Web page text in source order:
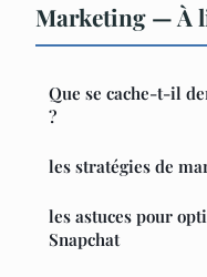
Marketing — À
Que se cache-t-il
?
les stratégies de
les astuces pour
Snapchat